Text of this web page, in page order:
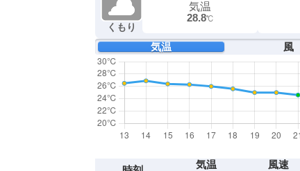
くもり
気温
28.8℃
気温 風
気温 風速